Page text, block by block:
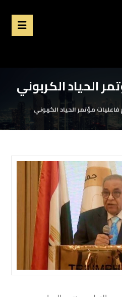
الحياد الكربوني
فاعليات مؤتمر الحياد الكربوني